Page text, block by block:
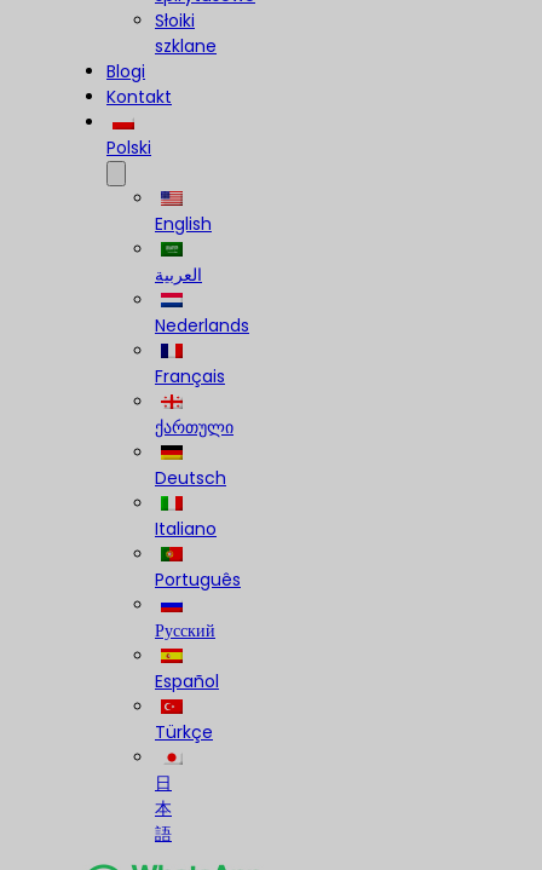
Słoiki
szklane
Blogi
Kontakt
Polski
English
العربية
Nederlands
Français
ქართული
Deutsch
Italiano
Português
Русский
Español
Türkçe
日
本
語